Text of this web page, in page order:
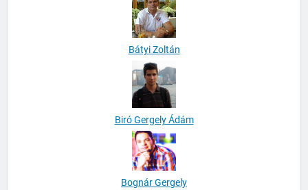
Bátyi Zoltán
Biró Gergely Ádám
Bognár Gergely